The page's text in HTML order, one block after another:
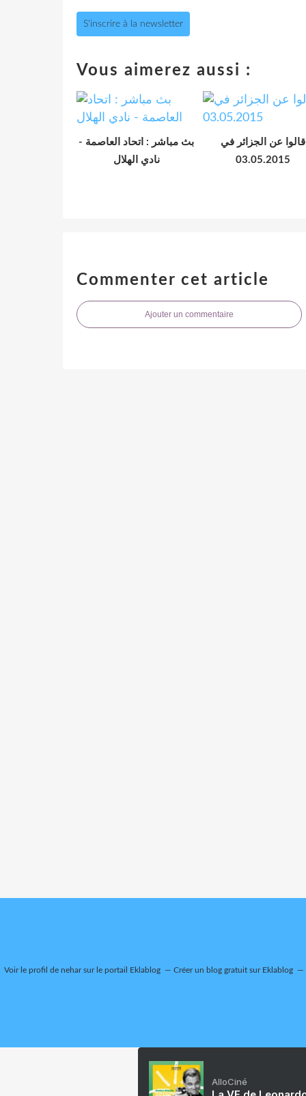
S'inscrire à la newsletter
Vous aimerez aussi :
بث مباشر : اتحاد العاصمة -
نادي الهلال
قالوا عن الجزائر في
03.05.2015
Commenter cet article
Ajouter un commentaire
Voir le profil de neharsur le portail Eklablog Créer un blog gratuit sur Eklablog
AlloCiné